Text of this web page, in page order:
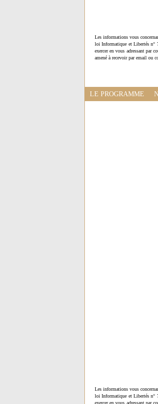
Les informations vous
loi Informatique et Libertés n°
exercer en vous adressant par
amené à recevoir par email ou
LE PROGRAMME
Les informations vous
loi Informatique et Libertés n°
exercer en vous adressant par